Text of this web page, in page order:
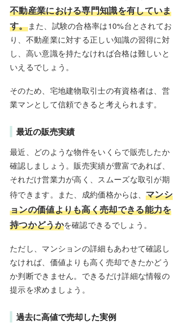
不動産業における専門知識を有していま
す。また、試験の合格率は10%台とされてお
り、不動産業に対する正しい知識の習得に対
し、高い意識を持たなければ合格は難しいと
いえるでしょう。
そのため、宅地建物取引士の有資格者は、営
業マンとして信頼できると考えられます。
最近の販売実績
最近、どのような物件をいくらで販売したか
確認しましょう。販売実績が豊富であれば、
それだけ営業力が高く、スムーズな取引が期
待できます。また、成約価格からは、マンシ
ョンの価値よりも高く売却できる能力を
持つかどうかを確認できるでしょう。
ただし、マンションの詳細もあわせて確認し
なければ、価値よりも高く売却できたかどう
か判断できません。できるだけ詳細な情報の
提示を求めましょう。
過去に高値で売却した実例